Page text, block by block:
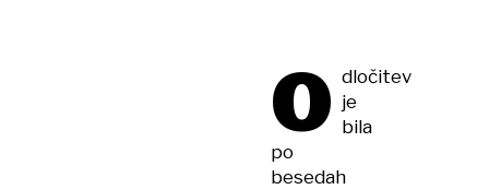
O dločitev
je
bila
po
besedah